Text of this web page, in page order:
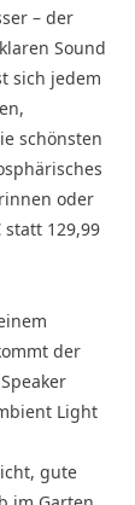
– der
Sound
sich jedem
schönsten
oder
129,99
der
Light
gute